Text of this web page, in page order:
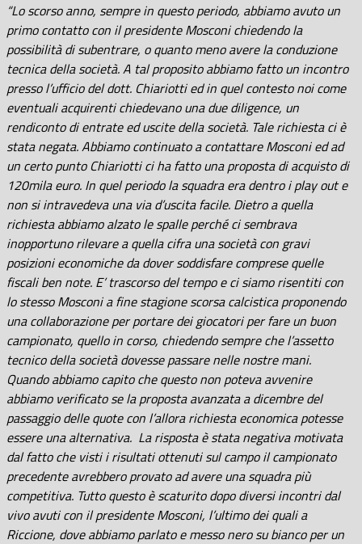
“Lo scorso anno, sempre in questo periodo, abbiamo avuto un
primo contatto con il presidente Mosconi chiedendo la
possibilità di subentrare, o quanto meno avere la conduzione
tecnica della società. A tal proposito abbiamo fatto un incontro
presso l’ufficio del dott. Chiariotti ed in quel contesto noi come
eventuali acquirenti chiedevano una due diligence, un
rendiconto di entrate ed uscite della società. Tale richiesta ci è
stata negata. Abbiamo continuato a contattare Mosconi ed ad
un certo punto Chiariotti ci ha fatto una proposta di acquisto di
120mila euro. In quel periodo la squadra era dentro i play out e
non si intravedeva una via d’uscita facile. Dietro a quella
richiesta abbiamo alzato le spalle perché ci sembrava
inopportuno rilevare a quella cifra una società con gravi
posizioni economiche da dover soddisfare comprese quelle
fiscali ben note. E’ trascorso del tempo e ci siamo risentiti con
lo stesso Mosconi a fine stagione scorsa calcistica proponendo
una collaborazione per portare dei giocatori per fare un buon
campionato, quello in corso, chiedendo sempre che l’assetto
tecnico della società dovesse passare nelle nostre mani.
Quando abbiamo capito che questo non poteva avvenire
abbiamo verificato se la proposta avanzata a dicembre del
passaggio delle quote con l’allora richiesta economica potesse
essere una alternativa. La risposta è stata negativa motivata
dal fatto che visti i risultati ottenuti sul campo il campionato
precedente avrebbero provato ad avere una squadra più
competitiva. Tutto questo è scaturito dopo diversi incontri dal
vivo avuti con il presidente Mosconi, l’ultimo dei quali a
Riccione, dove abbiamo parlato e messo nero su bianco per un